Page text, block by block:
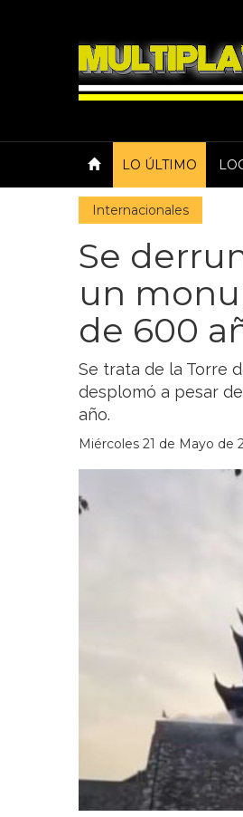
LO ÚLTIMO
Internacionales
Se
un
de 600
Se trata de la Torre
desplomó a pesar
año.
Miércoles 21 de Mayo de